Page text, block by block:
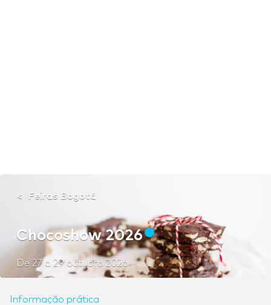
Feiras Bogotá
Chocoshow 2026
De 27a 29 outubro 2026
Informação prática